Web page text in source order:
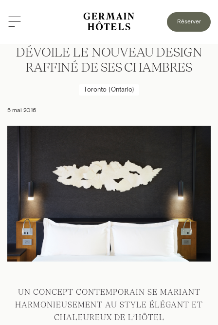
Réserver
L’HÔTEL LE GERMAIN TORONTO
DÉVOILE LE NOUVEAU DESIGN
RAFFINÉ DE SES CHAMBRES
Toronto (Ontario)
5 mai 2016
UN CONCEPT CONTEMPORAIN SE MARIANT
HARMONIEUSEMENT AU STYLE ÉLÉGANT ET
CHALEUREUX DE L’HÔTEL